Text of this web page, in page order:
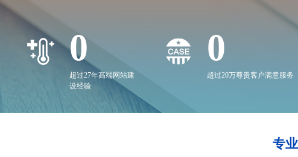
0
超过27年高端网站建
设经验
0
超过20万尊贵客户满意服务
专